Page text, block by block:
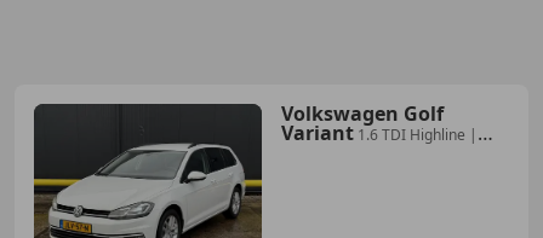
Volkswagen Golf
Variant 1.6 TDI Highline |